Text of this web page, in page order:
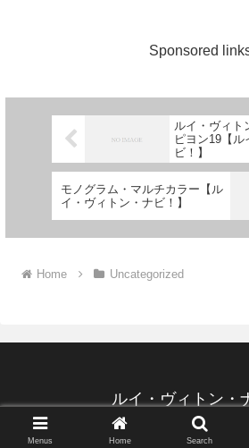
Sponsored
ルイ・ヴィト
ピヨン19【ル
ビ！】
モノグラム・マルチカラー【ル
イ・ヴィトン・ナビ！】
Home Uncategorized
ルイ・ヴィトン・
ルイ・ヴィトン・ナビ
Menus Home Search